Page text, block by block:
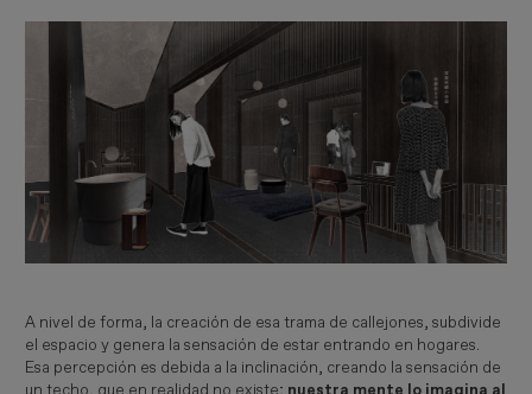
Imagen
A nivel de forma, la creación de esa trama de callejones, subdivide
el espacio y genera la sensación de estar entrando en hogares.
Esa percepción es debida a la inclinación, creando la sensación de